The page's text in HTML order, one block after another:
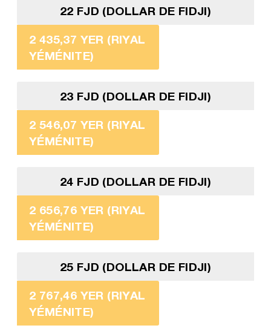
22 FJD (DOLLAR DE FIDJI)
2 435,37 YER (RIYAL
YÉMÉNITE)
23 FJD (DOLLAR DE FIDJI)
2 546,07 YER (RIYAL
YÉMÉNITE)
24 FJD (DOLLAR DE FIDJI)
2 656,76 YER (RIYAL
YÉMÉNITE)
25 FJD (DOLLAR DE FIDJI)
2 767,46 YER (RIYAL
YÉMÉNITE)